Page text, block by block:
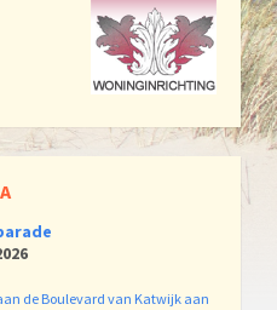
de Boulevard van Katwijk aan